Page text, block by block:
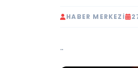
HABER MERKEZI
..